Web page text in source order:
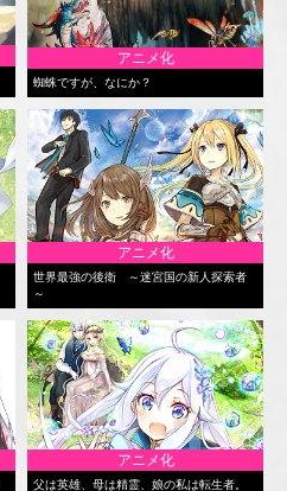
アニメ化
蜘蛛ですが、なにか？
アニメ化
世界最強の後衛 ～迷宮国の新人探索者
～
アニメ化
父は英雄、母は精霊、娘の私は転生者。